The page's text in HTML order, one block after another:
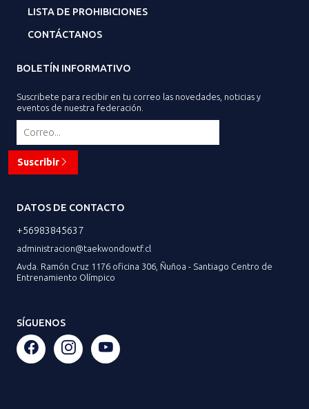
LISTA DE PROHIBICIONES
CONTÁCTANOS
BOLETÍN INFORMATIVO
Suscribete para recibir en tu correo las novedades, noticias y
eventos de nuestra federación.
Suscribir
DATOS DE CONTACTO
+56983845637
administracion@taekwondowtf.cl
Avda. Ramón Cruz 1176 oficina 306, Ñuñoa - Santiago Centro de
Entrenamiento Olímpico
SÍGUENOS